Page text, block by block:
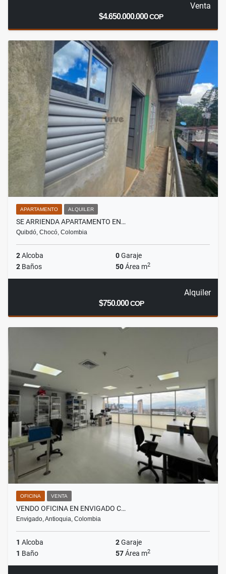
Venta
$4.650.000.000COP
APARTAMENTO ALQUILER
SE ARRIENDA APARTAMENTO EN…
Quibdó, Chocó, Colombia
2Alcoba 0Garaje
2 Baños 50Área m2
Alquiler
$750.000COP
OFICINA VENTA
VENDO OFICINA EN ENVIGADO C…
Envigado, Antioquia, Colombia
1 Alcoba 2Garaje
1 Baño 57Área m2